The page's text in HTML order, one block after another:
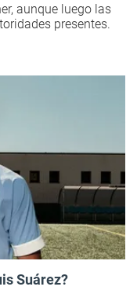
aunque luego las
presentes.
Suárez?